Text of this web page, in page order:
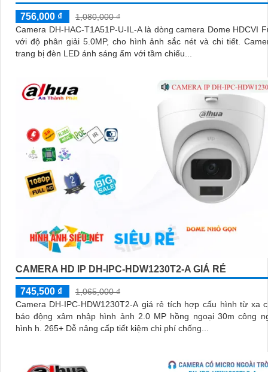
756,000 ₫
1,080,000 ₫
Camera DH-HAC-T1A51P-U-IL-A là dòng camera Dome HDCVI
với độ phân giải 5.0MP, cho hình ảnh sắc nét và chi tiết. Camera được
trang bị đèn LED ánh sáng ấm với tầm chiếu...
CAMERA HD IP DH-IPC-HDW1230T2-A GIÁ RẺ
745,500 ₫
1,065,000 ₫
Camera DH-IPC-HDW1230T2-A giá rẻ tích hợp cấu hình từ xa chuẩn IP
báo động xâm nhập hình ảnh 2.0 MP hồng ngoại 30m công
hình h. 265+ Dễ nâng cấp tiết kiệm chi phí chống...